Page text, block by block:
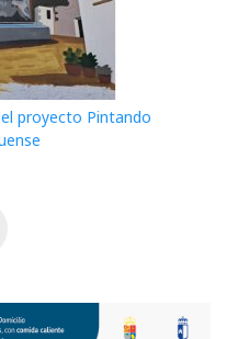
proyecto Pintando